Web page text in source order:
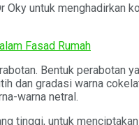
Oky untuk
Fasad Rumah
Bentuk
dan gradasi warna
warna netral.
tinggi, untuk